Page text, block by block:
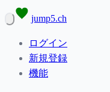
jump5.ch
ログイン
新規登録
機能